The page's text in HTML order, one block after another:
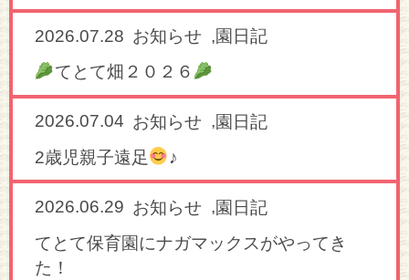
2026.07.28 お知らせ ,園日記
てとて畑２０２６
2026.07.04 お知らせ ,園日記
2歳児親子遠足
♪
2026.06.29 お知らせ ,園日記
てとて保育園にナガマックスがやってき
た！